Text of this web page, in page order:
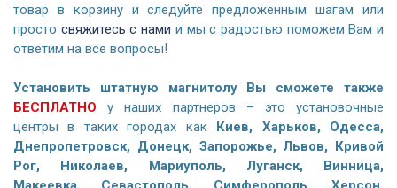
товар в корзину и следуйте предложенным шагам или
просто свяжитесь с нами и мы с радостью поможем Вам и
ответим на все вопросы!
Установить штатную магнитолу Вы сможете также
БЕСПЛАТНО у наших партнеров – это установочные
центры в таких городах как Киев, Харьков, Одесса,
Днепропетровск, Донецк, Запорожье, Львов, Кривой
Рог, Николаев, Мариуполь, Луганск, Винница,